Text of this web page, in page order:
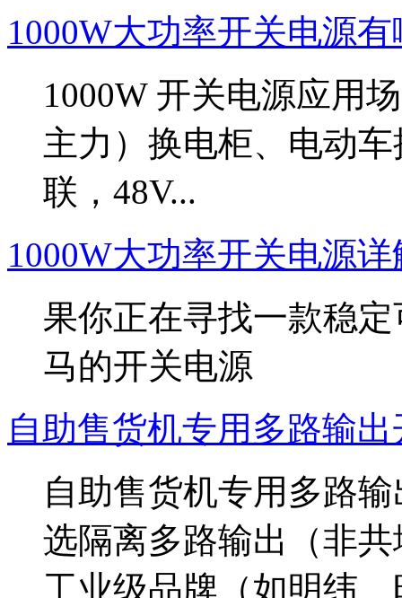
1000W大功率开关电源
1000W 开关电源应用
主力）换电柜、电动
联，48V...
1000W大功率开关电源详
果你正在寻找一款稳
马的开关电源
自助售货机专用多路输
自助售货机专用多路
选‌隔离多路输出‌（非
工业级品牌（如明纬